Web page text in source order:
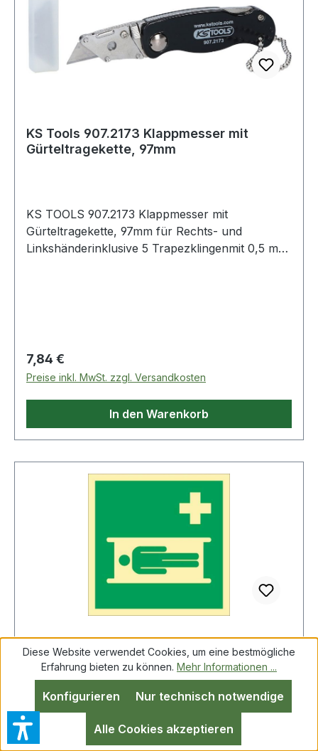
KS Tools 907.2173 Klappmesser mit
Gürteltragekette, 97mm
KS TOOLS 907.2173 Klappmesser mit
Gürteltragekette, 97mm für Rechts- und
Linkshänderinklusive 5 Trapezklingenmit 0,5 mm
Regulärer Preis:
7,84 €
Preise inkl. MwSt. zzgl. Versandkosten
In den Warenkorb
Rettungszeichen L148xB148 mm
Krankentrage Folie
Rettungszeichen ASR A1.3/DIN EN ISO
Diese Website verwendet Cookies, um eine bestmögliche
Erfahrung bieten zu können. Mehr Informationen ...
Nur technisch notwendige
Konfigurieren
Alle Cookies akzeptieren